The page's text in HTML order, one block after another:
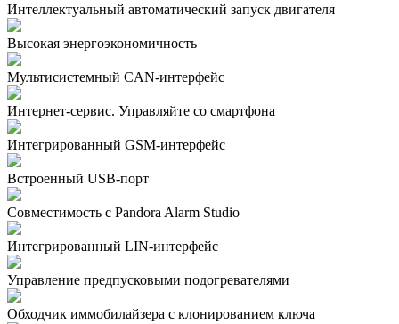
Интеллектуальный автоматический запуск двигателя
Высокая энергоэкономичность
Мультисистемный CAN-интерфейс
Интернет-сервис. Управляйте со смартфона
Интегрированный GSM-интерфейс
Встроенный USB-порт
Совместимость с Pandora Alarm Studio
Интегрированный LIN-интерфейс
Управление предпусковыми подогревателями
Обходчик иммобилайзера с клонированием ключа